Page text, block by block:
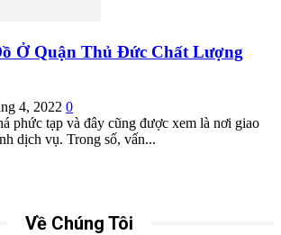
Ở Quận Thủ Đức Chất Lượng
4, 2022 0
phức tạp và đây cũng được xem là nơi giao
dịch vụ. Trong số, vấn...
Về Chúng Tôi